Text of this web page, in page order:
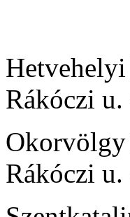
Rákóczi u.
Rákóczi u.